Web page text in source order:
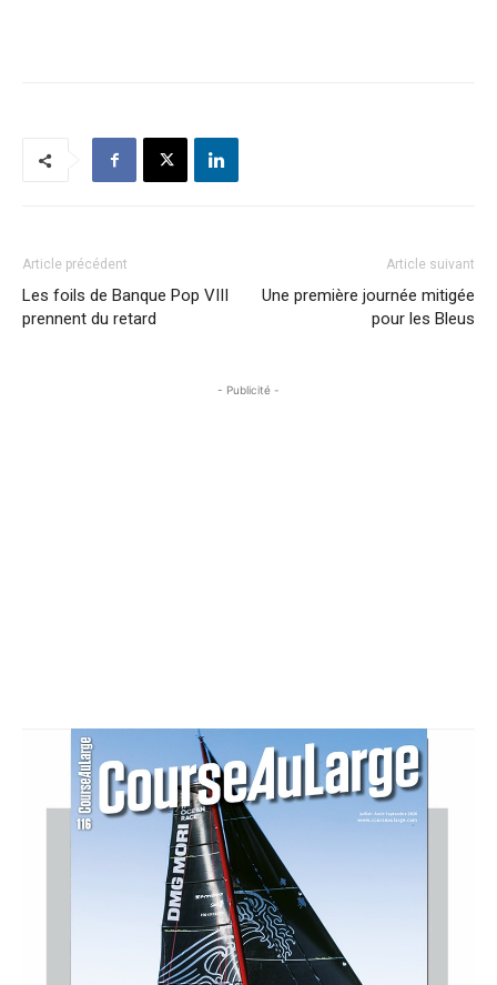
Article précédent
Les foils de Banque Pop VIII
prennent du retard
Article suivant
Une première journée mitigée
pour les Bleus
- Publicité -